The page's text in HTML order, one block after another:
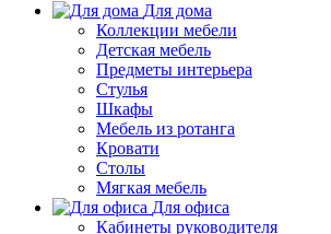
Для дома
Коллекции мебели
Детская мебель
Предметы интерьера
Стулья
Шкафы
Мебель из ротанга
Кровати
Столы
Мягкая мебель
Для офиса
Кабинеты руководителя